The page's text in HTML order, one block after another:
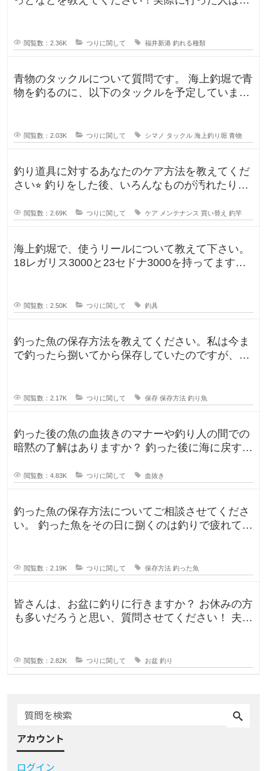
閲覧数：2.36K つりに関して 福井新港 釣れる種類
青物のタックルについて質問です。 海上釣堀で青
物を釣るのに、以下のタックルを予定していま
閲覧数：2.03K つりに関して シマノ タックル 海上釣り堀 青物
釣り道具に対するあなたのケア方法を教えてくだ
さい⭐︎ 釣りをした後、いろんなものが汚れたりし
閲覧数：2.69K つりに関して ケア メンテナンス 買い替え 釣竿
海上釣堀で、使うリールについて教えて下さい。
18レガリス3000と23セドナ3000を持ってます。
閲覧数：2.50K つりに関して 釣具
釣った魚の保存方法を教えてください。私は今ま
で釣ったら捌いてから保存していたのですが、人
閲覧数：2.17K つりに関して 保存 保存方法 釣り魚
釣った後の魚の血抜きのマナーや釣り人の間での
暗黙の了解はありますか？ 釣った後に海に戻す
閲覧数：4.83K つりに関して 血抜き
釣った魚の保存方法についてご相談させてくださ
い。 釣った魚をその日に捌くのは釣りで疲れてい
閲覧数：2.19K つりに関して 保存方法 釣った魚
皆さんは、お盆に釣りに行きますか？ お休みの方
も多いだろうと思い、質問させてください！ 夫曰
閲覧数：2.82K つりに関して お盆 釣り
アカウント
ログイン